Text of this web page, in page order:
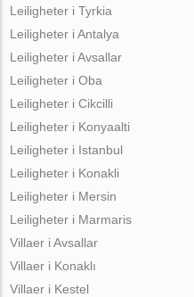
Leiligheter i Tyrkia
Leiligheter i Antalya
Leiligheter i Avsallar
Leiligheter i Oba
Leiligheter i Cikcilli
Leiligheter i Konyaalti
Leiligheter i Istanbul
Leiligheter i Konakli
Leiligheter i Mersin
Leiligheter i Marmaris
Villaer i Avsallar
Villaer i Konaklı
Villaer i Kestel